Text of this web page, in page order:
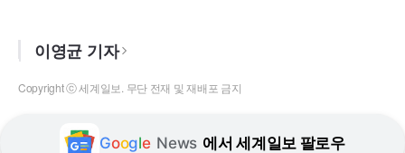
이영균 기자
Copyright ⓒ 세계일보. 무단 전재 및 재배포 금지
Google News 에서 세계일보 팔로우